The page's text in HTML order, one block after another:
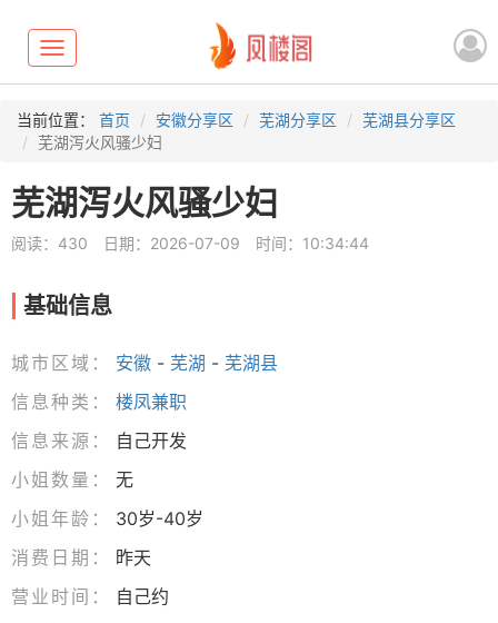
Toggle
navigation
当前位置： 首页 安徽分享区 芜湖分享区
芜湖县分享区
芜湖泻火风骚少妇
芜湖泻火风骚少妇
阅读：430 日期：2026-07-09 时间：10:34:44
基础信息
城市区域： 安徽 - 芜湖 - 芜湖县
信息种类：
楼凤兼职
信息来源：
自己开发
小姐数量：
无
小姐年龄：
30岁-40岁
消费日期：
昨天
营业时间：
自己约